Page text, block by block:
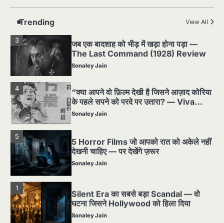
Trending View All
Sonaley Jain
3
जब एक बादशाह को भीड़ में खड़ा होना पड़ा —
The Last Command (1928) Review
4
“क्या आपने वो फ़िल्म देखी है जिसने आज़ाद कोरिया
के पहले सपने को परदे पर उतारा? — Viva
Freedom! (1946) रिव्यू”
5
5 Horror Films जो आपको रात को अकेले नहीं
देखनी चाहिए — पर देखेंगे ज़रूर
1
Silent Era का सबसे बड़ा Scandal — वो
घटना जिसने Hollywood को हिला दिया